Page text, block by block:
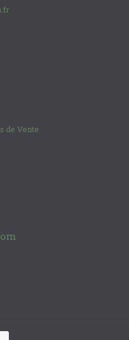
de Vente